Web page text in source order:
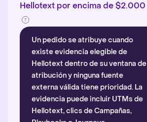
Hellotext por encima de $2.000
Un pedido se atribuye cuando
existe evidencia elegible de
Hellotext dentro de su ventana de
atribución y ninguna fuente
externa válida tiene prioridad. La
evidencia puede incluir UTMs de
Hellotext, clics de Campañas,